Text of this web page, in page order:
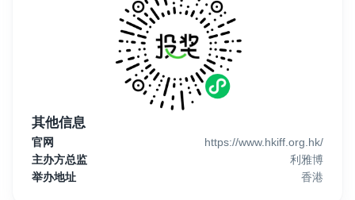
其他信息
官网
https://www.hkiff.org.hk/
主办方总监
利雅博
举办地址
香港